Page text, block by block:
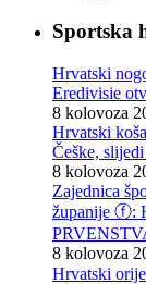
Sportska
Hrvatski
Eredivisie
8 kolovoza
Hrvatski
Češke,
8 kolovoza
Zajednica
županije ⓕ:
8 kolovoza
Hrvatski